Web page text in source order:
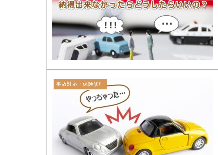
事故対応・保険修理